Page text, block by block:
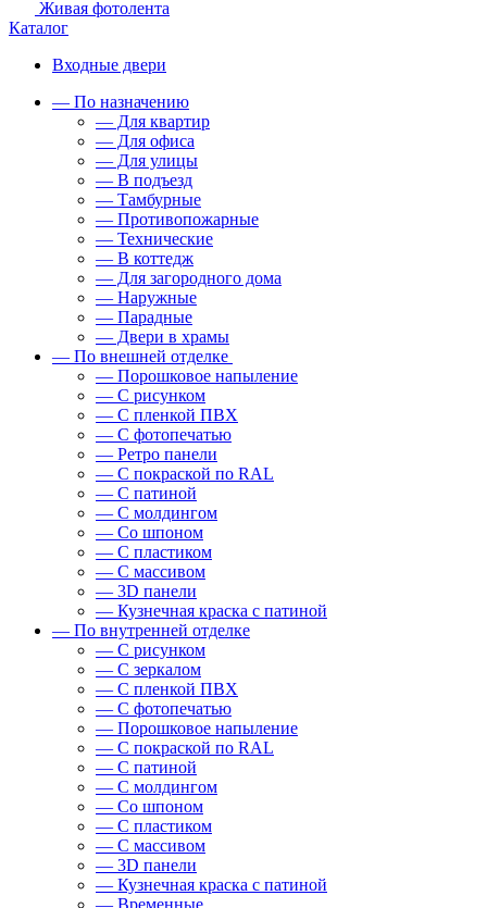
Живая фотолента
Каталог
Входные двери
— По назначению
— Для квартир
— Для офиса
— Для улицы
— В подъезд
— Тамбурные
— Противопожарные
— Технические
— В коттедж
— Для загородного дома
— Наружные
— Парадные
— Двери в храмы
— По внешней отделке
— Порошковое напыление
— С рисунком
— С пленкой ПВХ
— С фотопечатью
— Ретро панели
— С покраской по RAL
— С патиной
— С молдингом
— Со шпоном
— С пластиком
— С массивом
— 3D панели
— Кузнечная краска с патиной
— По внутренней отделке
— С рисунком
— С зеркалом
— С пленкой ПВХ
— С фотопечатью
— Порошковое напыление
— С покраской по RAL
— С патиной
— С молдингом
— Со шпоном
— С пластиком
— С массивом
— 3D панели
— Кузнечная краска с патиной
— Временные